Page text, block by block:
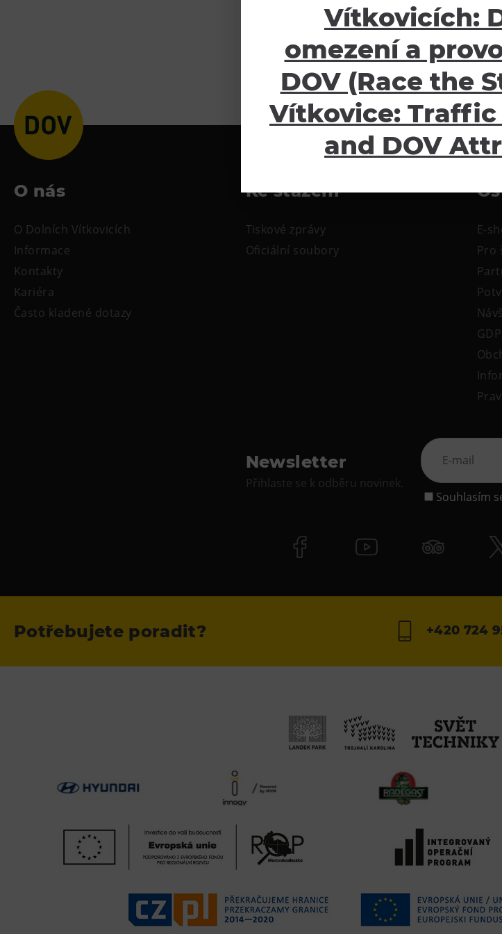
O nás
O Dolních Vítkovicích
Informace
Kontakty
Kariéra
Často kladené dotazy
Ke stažení
Tiskové zprávy
Oficiální soubory
E-
Pro
Newsletter
Přihlaste se k odběru novinek.
Souhlasím
Potřebujete poradit? +420 724
Vítkovicích:
omezení a
DOV (Race the
Vítkovice:
and DOV